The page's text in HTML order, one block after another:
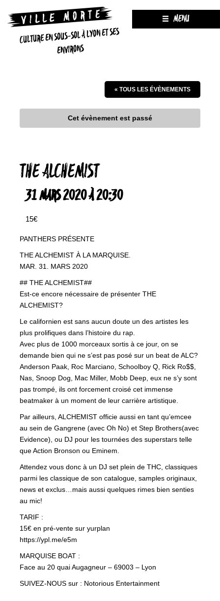
CULTURE EN SOUS-SOL À LYON ET SES
ENVIRONS
MENU
« TOUS LES ÉVÈNEMENTS
Cet évènement est passé
THE ALCHEMIST
31 MARS 2020 À 20:30
15€
PANTHERS PRÉSENTE
THE ALCHEMIST À LA MARQUISE.
MAR. 31. MARS 2020
## THE ALCHEMIST##
Est-ce encore nécessaire de présenter THE
ALCHEMIST?
Le californien est sans aucun doute un des artistes les
plus prolifiques dans l’histoire du rap.
Avec plus de 1000 morceaux sortis à ce jour, on se
demande bien qui ne s’est pas posé sur un beat de ALC?
Anderson Paak, Roc Marciano, Schoolboy Q, Rick Ro$$,
Nas, Snoop Dog, Mac Miller, Mobb Deep, eux ne s’y sont
pas trompé, ils ont forcement croisé cet immense
beatmaker à un moment de leur carrière artistique.
Par ailleurs, ALCHEMIST officie aussi en tant qu’emcee
au sein de Gangrene (avec Oh No) et Step Brothers(avec
Evidence), ou DJ pour les tournées des superstars telle
que Action Bronson ou Eminem.
Attendez vous donc à un DJ set plein de THC, classiques
parmi les classique de son catalogue, samples originaux,
news et exclus…mais aussi quelques rimes bien senties
au mic!
TARIF :
15€ en pré-vente sur yurplan
https://ypl.me/e5m
MARQUISE BOAT :
Face au 20 quai Augagneur – 69003 – Lyon
SUIVEZ-NOUS sur : Notorious Entertainment